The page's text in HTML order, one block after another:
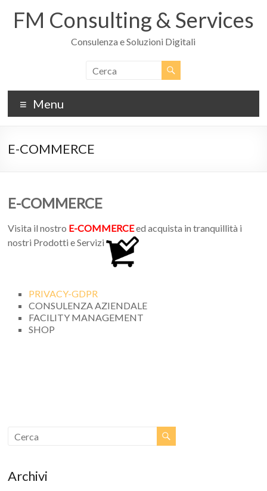
contenuto
FM Consulting & Services
Consulenza e Soluzioni Digitali
Menu
E-COMMERCE
E-COMMERCE
Visita il nostro E-COMMERCEed acquista in tranquillità i
nostri Prodotti e Servizi
PRIVACY-GDPR
CONSULENZA AZIENDALE
FACILITY MANAGEMENT
SHOP
Archivi